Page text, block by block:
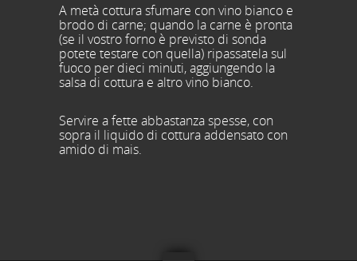
A metà cottura sfumare con vino bianco e
brodo di carne; quando la carne è pronta
(se il vostro forno è previsto di sonda
potete testare con quella) ripassatela sul
fuoco per dieci minuti, aggiungendo la
salsa di cottura e altro vino bianco.
Servire a fette abbastanza spesse, con
sopra il liquido di cottura addensato con
amido di mais.